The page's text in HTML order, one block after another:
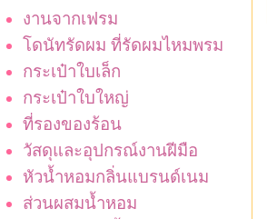
งานจากเฟรม
โดนัทรัดผม ที่รัดผมไหมพรม
กระเป๋าใบเล็ก
กระเป๋าใบใหญ่
ที่รองของร้อน
วัสดุและอุปกรณ์งานฝีมือ
หัวน้ำหอมกลิ่นแบรนด์เนม
ส่วนผสมน้ำหอม